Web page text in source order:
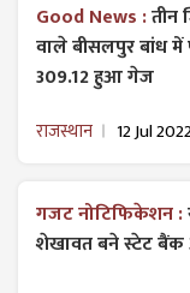
Good News :तीन
वाले बीसलपुर बांध
309.12 हुआ गेज
राजस्थान 12 Jul
गजट ​नोटिफिकेशन :
शेखावत बने स्टेट